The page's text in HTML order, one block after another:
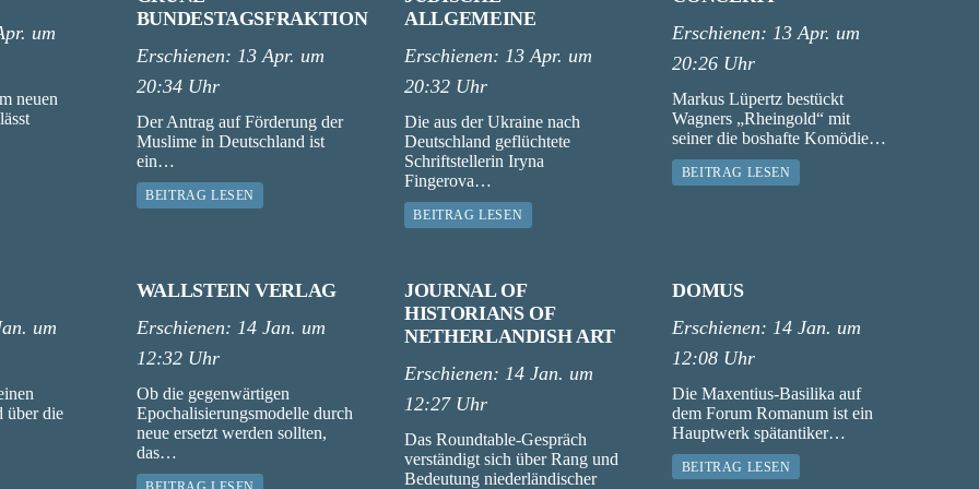
um
neuen
BUNDESTAGSFRAKTION
Erschienen: 13 Apr. um
20:34 Uhr
Der Antrag auf Förderung der
Muslime in Deutschland ist
ein…
BEITRAG LESEN
ALLGEMEINE
Erschienen:13 Apr. um
20:32 Uhr
Die aus der Ukraine nach
Deutschland geflüchtete
Schriftstellerin Iryna
Fingerova…
BEITRAG LESEN
Erschienen:13 Apr. um
20:26 Uhr
Markus Lüpertz bestückt
Wagners „Rheingold“ mit
seiner die boshafte Komödie…
BEITRAG LESEN
um
über die
WALLSTEIN VERLAG
Erschienen: 14 Jan. um
12:32 Uhr
Ob die gegenwärtigen
Epochalisierungsmodelle durch
neue ersetzt werden sollten,
das…
JOURNAL OF
HISTORIANS OF
NETHERLANDISH ART
Erschienen: 14 Jan. um
12:27 Uhr
Das Roundtable-Gespräch
verständigt sich über Rang und
Bedeutung niederländischer
DOMUS
Erschienen: 14 Jan. um
12:08 Uhr
Die Maxentius-Basilika auf
dem Forum Romanum ist ein
Hauptwerk spätantiker…
BEITRAG LESEN